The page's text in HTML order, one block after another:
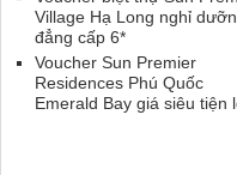
Village Hạ Long nghỉ
đẳng cấp 6*
Voucher Sun Premier
Residences Phú Quốc
Emerald Bay giá siêu tiện